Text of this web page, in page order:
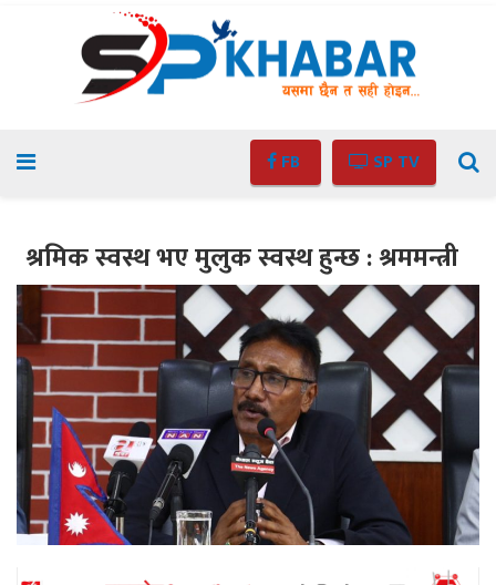
FB SP TV
श्रमिक स्वस्थ भए मुलुक स्वस्थ हुन्छ : श्रममन्त्री